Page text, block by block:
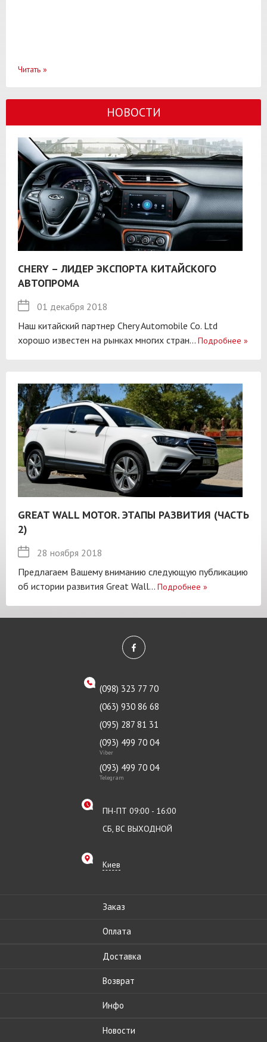
Читать »
НОВОСТИ
CHERY – ЛИДЕР ЭКСПОРТА КИТАЙСКОГО
АВТОПРОМА
01 декабря 2018
Наш китайский партнер Chery Automobile Co. Ltd
хорошо известен на рынках многих стран... Подробнее »
GREAT WALL MOTOR. ЭТАПЫ РАЗВИТИЯ (ЧАСТЬ
2)
28 ноября 2018
Предлагаем Вашему вниманию следующую публикацию
об истории развития Great Wall... Подробнее »
(098) 323 77 70
(063) 930 86 68
(095) 287 81 31
(093) 499 70 04
Viber
(093) 499 70 04
Telegram
ПН-ПТ 09:00 - 16:00
СБ, ВС ВЫХОДНОЙ
Киев
Заказ
Оплата
Доставка
Возврат
Инфо
Новости